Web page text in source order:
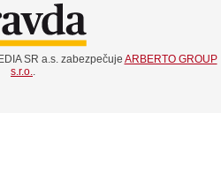
SR a.s. zabezpečuje ARBERTO GROUP
s.r.o..